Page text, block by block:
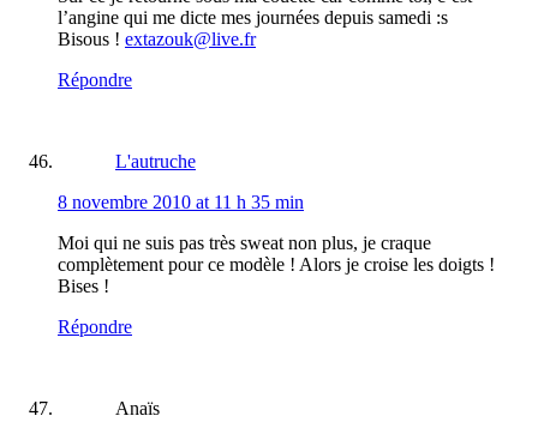
l’angine qui me dicte mes journées depuis samedi :s
Bisous ! extazouk@live.fr
Répondre
L'autruche
8 novembre 2010 at 11 h 35 min
Moi qui ne suis pas très sweat non plus, je craque
complètement pour ce modèle ! Alors je croise les doigts !
Bises !
Répondre
Anaïs